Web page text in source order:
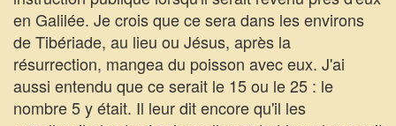
en Galilée. Je crois que ce sera dans les environs
de Tibériade, au lieu ou Jésus, après la
résurrection, mangea du poisson avec eux. J'ai
aussi entendu que ce serait le 15 ou le 25 : le
nombre 5 y était. Il leur dit encore qu'il les